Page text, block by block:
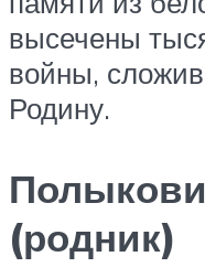
высечены
войны,
Родину.
(родник)